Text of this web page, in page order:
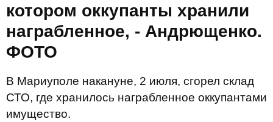
котором оккупанты хранили
награбленное, - Андрющенко.
ФОТО
В Мариуполе накануне, 2 июля, сгорел склад
СТО, где хранилось награбленное оккупантами
имущество.